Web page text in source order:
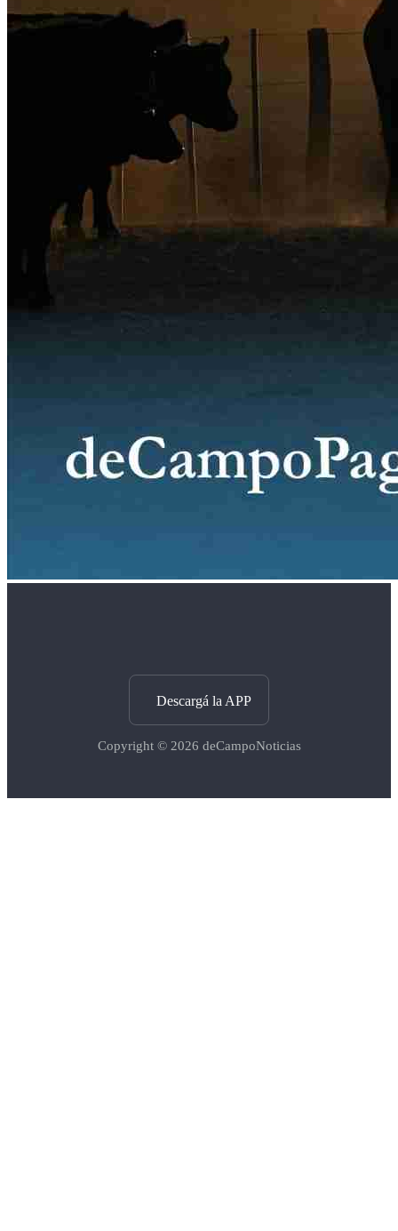
Descargá la APP
Copyright © 2026 deCampoNoticias